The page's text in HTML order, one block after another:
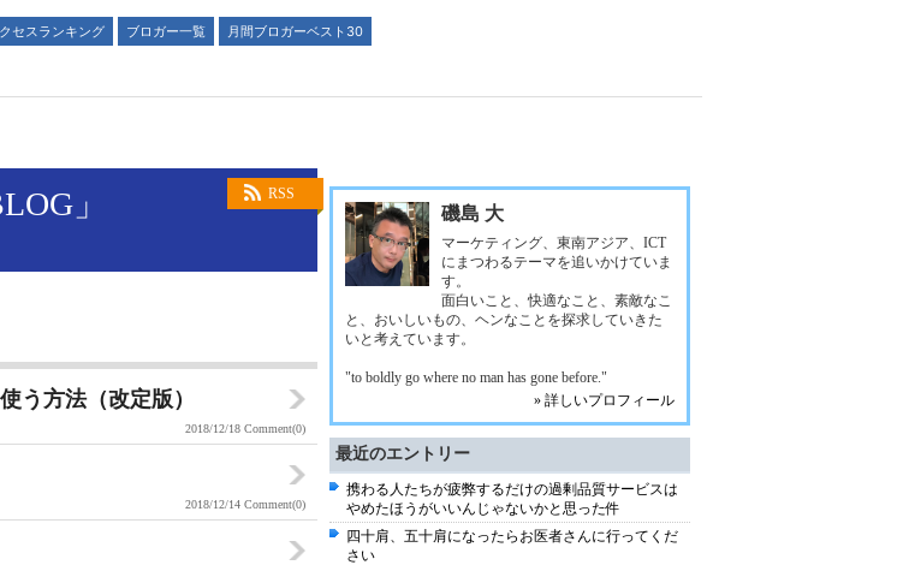
セスランキング ブロガー一覧
月間ブロガーベスト30
RSS
」
う方法（改定版）
2018/12/18 Comment(0)
2018/12/14 Comment(0)
磯島 大
マーケティング、東南アジア、ICT
にまつわるテーマを追いかけていま
す。
面白いこと、快適なこと、素敵なこ
と、おいしいもの、ヘンなことを探求していきた
いと考えています。
"to boldly go where no man has gone before."
» 詳しいプロフィール
最近のエントリー
携わる人たちが疲弊するだけの過剰品質サービスは
やめたほうがいいんじゃないかと思った件
四十肩、五十肩になったらお医者さんに行ってくだ
さい